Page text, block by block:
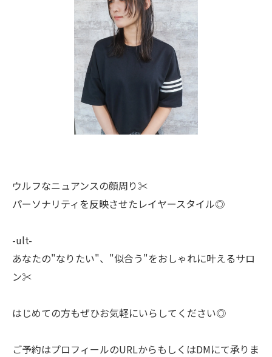
ウルフなニュアンスの顔周り✂️
パーソナリティを反映させたレイヤースタイル◎
-ult-
あなたの"なりたい"、"似合う"をおしゃれに叶えるサロ
ン✂️
はじめての方もぜひお気軽にいらしてください◎
ご予約はプロフィールのURLからもしくはDMにて承りま